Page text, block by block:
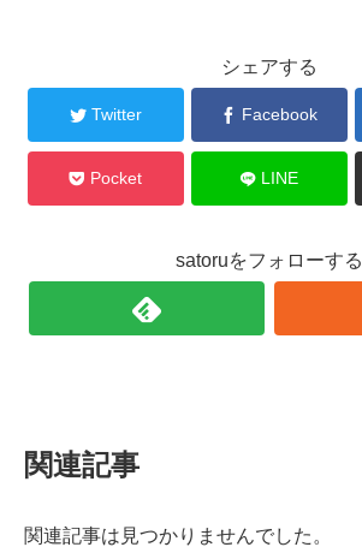
シェアする
Twitter Facebook
Pocket LINE
satoruをフォローする
関連記事
関連記事は見つかりませんでした。